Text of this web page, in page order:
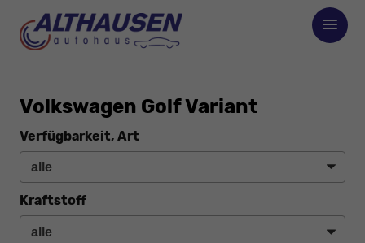
Volkswagen Golf Variant
Verfügbarkeit, Art
Kraftstoff